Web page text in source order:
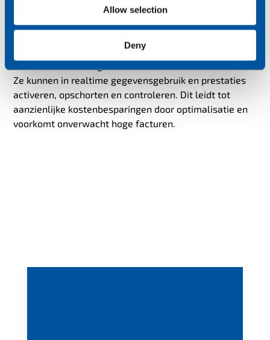
Allow selection
Deny
Aan de andere kant biedt het SIMPro-beheerplatform
Ze kunnen in realtime gegevensgebruik en prestaties
activeren, opschorten en controleren. Dit leidt tot
aanzienlijke kostenbesparingen door optimalisatie en
voorkomt onverwacht hoge facturen.